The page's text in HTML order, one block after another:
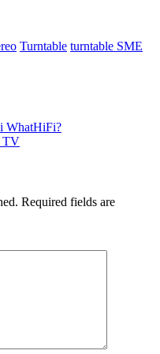
Turntable turntable SME
WhatHiFi?
TV
Required fields are